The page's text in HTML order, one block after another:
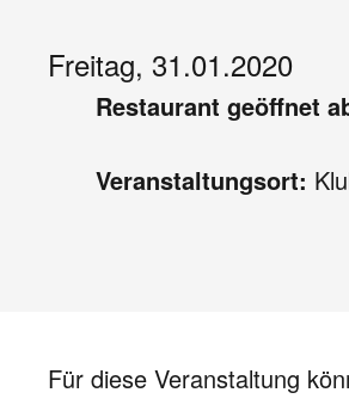
Freitag, 31.01.2020
Restaurant geöffnet
Veranstaltungsort:
Für diese Veranstaltung